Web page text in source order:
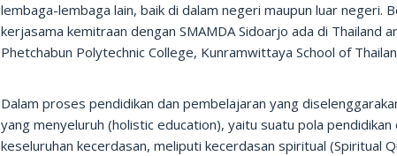
lembaga-lembaga lain, baik di dalam negeri maupun luar negeri.
kerjasama kemitraan dengan SMAMDA Sidoarjo ada di Thailand
Phetchabun Polytechnic College, Kunramwittaya School of
Dalam proses pendidikan dan pembelajaran yang
yang menyeluruh (holistic education), yaitu suatu pola
keseluruhan kecerdasan, meliputi kecerdasan spiritual (Spiritual